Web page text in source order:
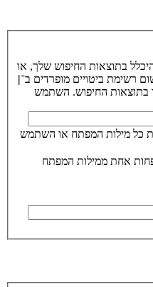
בתוצאות החיפוש שלך, או
רשימת ביטויים מופרדים ב־|
בתוצאות החיפוש. השתמש
כל מילות המפתח או השתמש
אחת ממילות המפתח